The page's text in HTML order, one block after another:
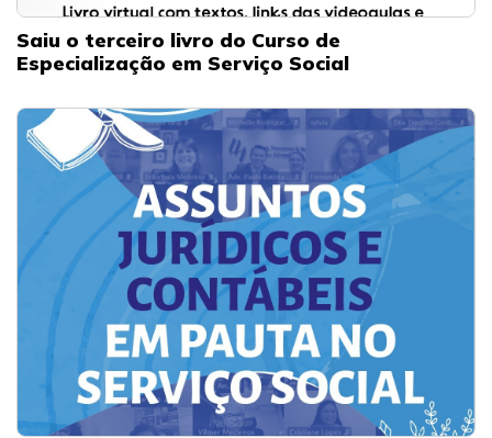
Saiu o terceiro livro do Curso de
Especialização em Serviço Social